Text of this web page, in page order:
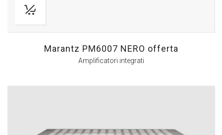
Marantz PM6007 NERO offerta
Amplificatori integrati